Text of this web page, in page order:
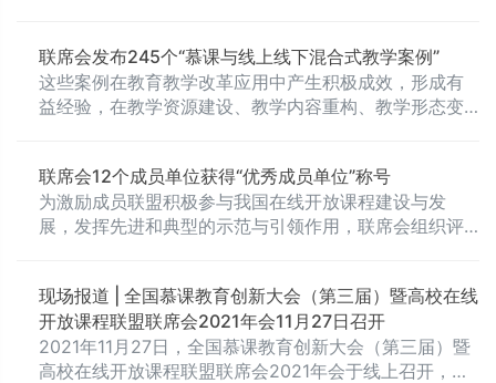
与实践，服务中西部高等教育教学改革。
联席会发布245个“慕课与线上线下混合式教学案例”
这些案例在教育教学改革应用中产生积极成效，形成有
益经验，在教学资源建设、教学内容重构、教学形态变
联席会12个成员单位获得“优秀成员单位”称号
为激励成员联盟积极参与我国在线开放课程建设与发
展，发挥先进和典型的示范与引领作用，联席会组织评
届）暨高校在线开放课程联盟联席会2021年会”上正式公
布。
现场报道 | 全国慕课教育创新大会（第三届）暨高校在线
开放课程联盟联席会2021年会11月27日召开
2021年11月27日，全国慕课教育创新大会（第三届）暨
高校在线开放课程联盟联席会2021年会于线上召开，会